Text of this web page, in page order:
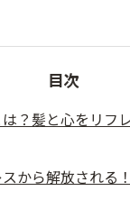
目次
？髪と心をリフ
から解放される